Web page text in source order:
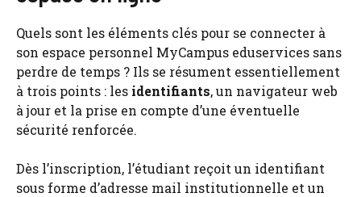
Quels sont les éléments clés pour se connecter à
son espace personnel MyCampus eduservices sans
perdre de temps ? Ils se résument essentiellement
à trois points : les identifiants, un navigateur web
à jour et la prise en compte d’une éventuelle
sécurité renforcée.
Dès l’inscription, l’étudiant reçoit un identifiant
sous forme d’adresse mail institutionnelle et un